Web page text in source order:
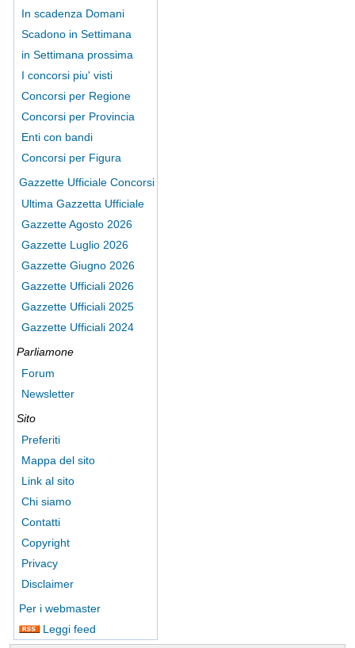
In scadenza Domani
Scadono in Settimana
in Settimana prossima
I concorsi piu' visti
Concorsi per Regione
Concorsi per Provincia
Enti con bandi
Concorsi per Figura
Gazzette Ufficiale Concorsi
Ultima Gazzetta Ufficiale
Gazzette Agosto 2026
Gazzette Luglio 2026
Gazzette Giugno 2026
Gazzette Ufficiali 2026
Gazzette Ufficiali 2025
Gazzette Ufficiali 2024
Parliamone
Forum
Newsletter
Sito
Preferiti
Mappa del sito
Link al sito
Chi siamo
Contatti
Copyright
Privacy
Disclaimer
Per i webmaster
Leggi feed